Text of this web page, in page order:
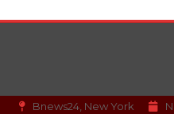
Bnews24, New York